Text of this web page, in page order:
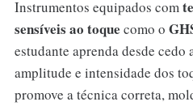
Instrumentos equipados com
sensíveis ao toque como o
estudante aprenda desde
amplitude e intensidade dos
promove a técnica correta,